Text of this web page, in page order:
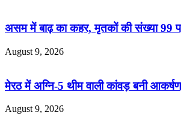
असम में बाढ़ का कहर, मृतकों की संख्या 99
August 9, 2026
मेरठ में अग्नि-5 थीम वाली कांवड़ बनी
August 9, 2026